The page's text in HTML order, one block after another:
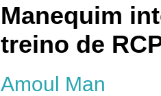
Manequim
treino de
Amoul Man